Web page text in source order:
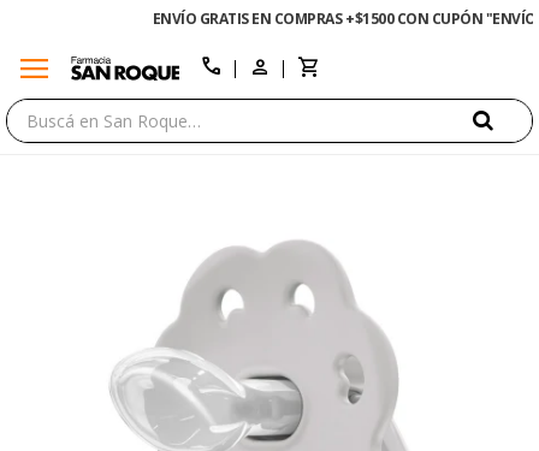
ENVÍO GRATIS EN COMPRAS +$1500 CON CUPÓN "ENVÍO"
menu call
close